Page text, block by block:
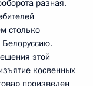
разная.
столько
Белоруссию.
этой
косвенных
произведен